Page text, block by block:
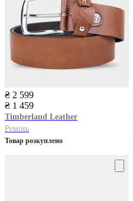
₴ 2 599
₴ 1 459
Timberland Leather
Ремінь
Товар розкуплено